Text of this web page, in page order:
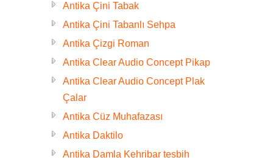
Antika Çini Tabak
Antika Çini Tabanlı Sehpa
Antika Çizgi Roman
Antika Clear Audio Concept Pikap
Antika Clear Audio Concept Plak
Çalar
Antika Cüz Muhafazası
Antika Daktilo
Antika Damla Kehribar tesbih